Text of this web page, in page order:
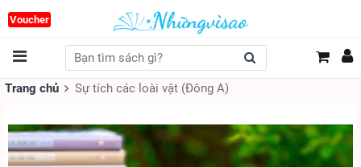
Voucher
Trang chủ Sự tích các loài vật (Đông A)